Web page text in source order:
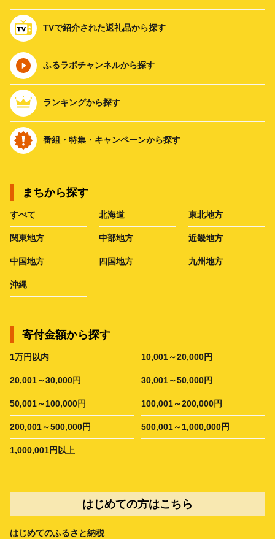
TVで紹介された返礼品から探す
ふるラボチャンネルから探す
ランキングから探す
番組・特集・キャンペーンから探す
まちから探す
すべて 北海道 東北地方
関東地方 中部地方 近畿地方
中国地方 四国地方 九州地方
沖縄
寄付金額から探す
1万円以内 10,001～20,000円
20,001～30,000円 30,001～50,000円
50,001～100,000円 100,001～200,000円
200,001～500,000円 500,001～1,000,000円
1,000,001円以上
はじめての方はこちら
はじめてのふるさと納税